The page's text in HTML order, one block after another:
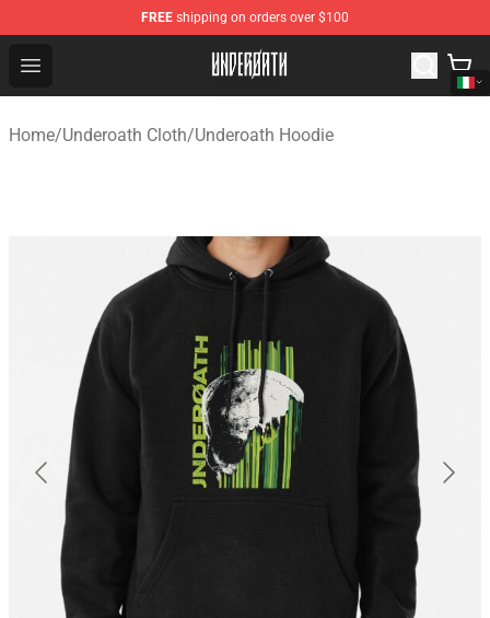
FREE shipping on orders over $100
Open menu
Underoath Store - Official Underoath Merchandise Shop
Home/Underoath Cloth/Underoath Hoodie